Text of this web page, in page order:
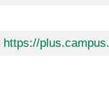
https://